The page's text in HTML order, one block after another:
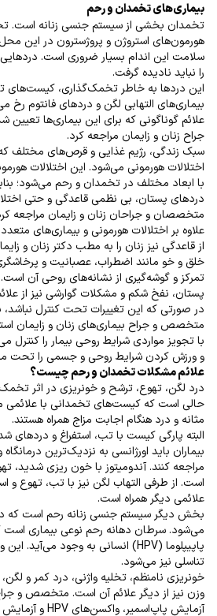
بیماری‌های تخمدان و رحم
تخمدان بخشی از سیستم جنسی زنانه است.
هورمون‌های استروژن و پروژسترون در این محل
سلامت این اندام بسیار ضروری است.
را نباید نادیده گرفت.
این دردها به خاطر تخمک‌گذاری، کیست‌های
بیماری‌های التهابی لگن و دردهای فانتوم رخ
علائم گوناگونی که برای این بیماری‌ها
جراح زنان و زایمان مراجعه کرد.
سبک زندگی، رژیم غذایی و قرص‌های مختلف
اختلالات هورمونی می‌شود. این اختلالات
با ابعاد مختلف در تخمدان و رحم می‌شود؛
دردهای پستان، بی نظمی قاعدگی و حتی
متخصصان و جراحان زنان و زایمان مراجعه
علاوه بر اختلالات هورمونی و بیماری‌های
از قاعدگی نیز زنان را به مطب دکتر زنان و
خلق و خو مانند اضطراب، عصبانیت و
تمرکز و گوشه‌گیری از نشانه‌های روحی آن
پستان، نفخ شکم و مشکلات گوارشی نیز از
در صورتی که این تغییرات تحت کنترل نباشد،
متخصص و جراح بیماری‌های زنان و زایمان
با تجویز مواردی شرایط روحی بیمار را کنترل
و ورزش کردن شرایط روحی و جسمی را تحت
علائم مشکلات تخمدان و رحم چیست؟
درد لگن، تهوع، ترشح و خونریزی در اثر
حالی است که کیست‌های تخمدانی با علائمی
مثانه و درد هنگام اجابت مزاج همراه هستند.
البته پارگی کیست با تب، استفراغ و
بیماران باید اورژانسی به نزدیک‌ترین
مراجعه کنند. آندومیتوز با خون ریزی شدید،
است. از طرفی التهاب لگن نیز با تب، تهوع و
علائمی دیگر همراه است.
بخش دیگر سیستم جنسی زنانه رحم است که
می‌شود. سرطان دهانه رحم نوعی بیماری است
پاپیپلوما (HPV)
انسانی به وجود می‌آید. این
تناسلی نیز می‌شود.
خونریزی نامنظم، تخلیه واژنی، درد کمر و
وزن نیز از دیگر علائم آن است. متخصص و
آزمایش پاپ‌اسمیر، واکسن‌های
و آزمایشHPV